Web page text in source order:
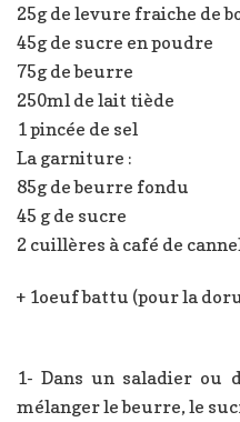
25g de levure fraiche de
45g de sucre en poudre
75g de beurre
250ml de lait tiède
1 pincée de sel
La garniture :
85g de beurre fondu
45 g de sucre
2 cuillères à café de
+ 1oeuf battu (pour la
1- Dans un saladier ou
mélanger le beurre, le